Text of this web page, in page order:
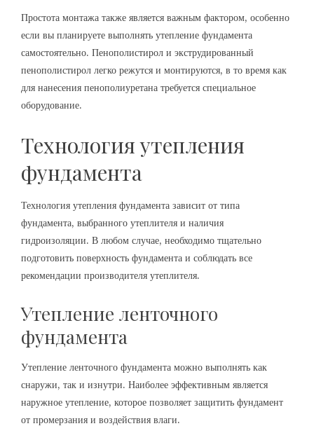
Простота монтажа также является важным фактором, особенно
если вы планируете выполнять утепление фундамента
самостоятельно. Пенополистирол и экструдированный
пенополистирол легко режутся и монтируются, в то время как
для нанесения пенополиуретана требуется специальное
оборудование.
Технология утепления
фундамента
Технология утепления фундамента зависит от типа
фундамента, выбранного утеплителя и наличия
гидроизоляции. В любом случае, необходимо тщательно
подготовить поверхность фундамента и соблюдать все
рекомендации производителя утеплителя.
Утепление ленточного
фундамента
Утепление ленточного фундамента можно выполнять как
снаружи, так и изнутри. Наиболее эффективным является
наружное утепление, которое позволяет защитить фундамент
от промерзания и воздействия влаги.